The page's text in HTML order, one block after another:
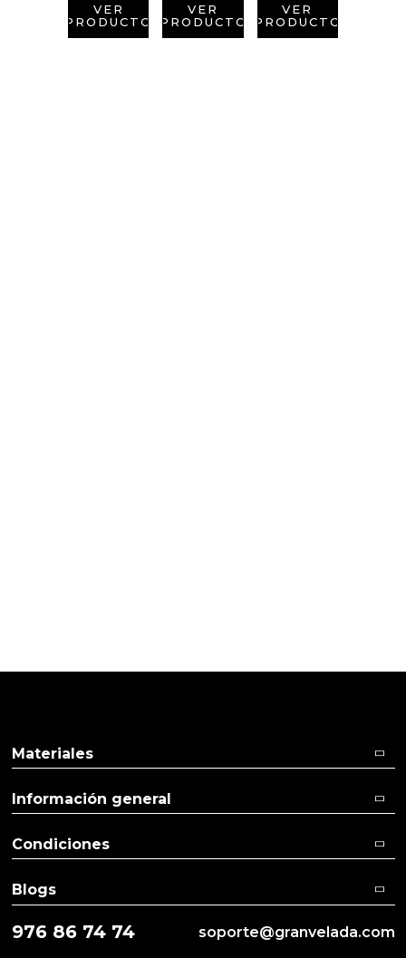
VER
PRODUCTO
VER
PRODUCTO
VER
PRODUCTO
976 86 74 74 soporte@granvelada.com
Materiales
Información general
Condiciones
Blogs